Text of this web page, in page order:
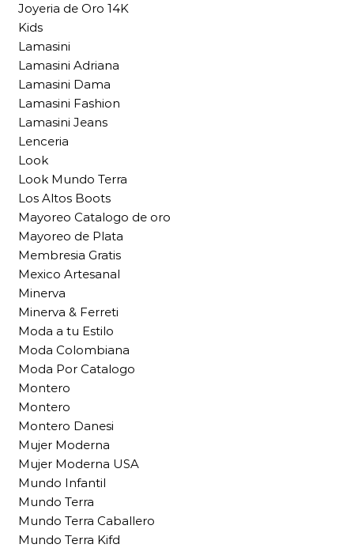
Joyeria de Oro 14K
Kids
Lamasini
Lamasini Adriana
Lamasini Dama
Lamasini Fashion
Lamasini Jeans
Lenceria
Look
Look Mundo Terra
Los Altos Boots
Mayoreo Catalogo de oro
Mayoreo de Plata
Membresia Gratis
Mexico Artesanal
Minerva
Minerva & Ferreti
Moda a tu Estilo
Moda Colombiana
Moda Por Catalogo
Montero
Montero
Montero Danesi
Mujer Moderna
Mujer Moderna USA
Mundo Infantil
Mundo Terra
Mundo Terra Caballero
Mundo Terra Kifd